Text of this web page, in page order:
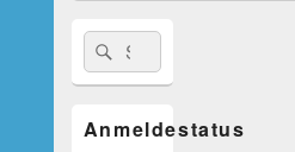
Suche
nach:
Suchen
Anmeldestatus